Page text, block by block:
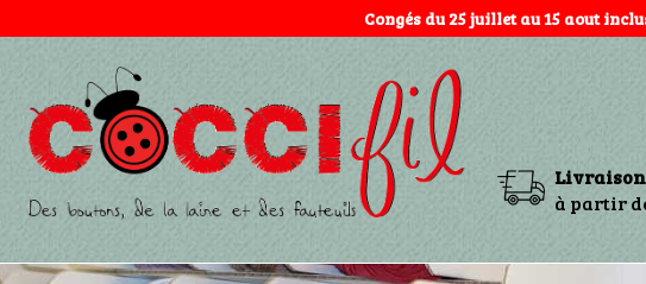
Congés du 25 juillet au 15 aout
à partir